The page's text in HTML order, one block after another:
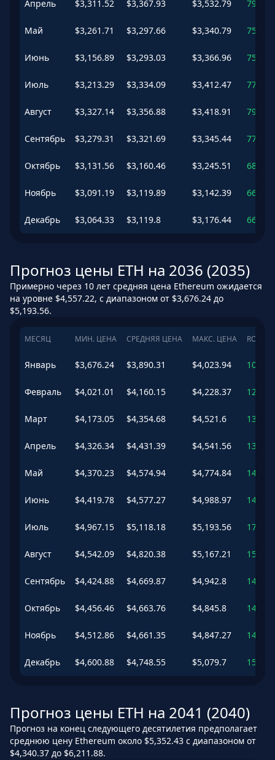
Апрель $3,311.52 $3,367.93 $3,532.79 79.71
Май $3,261.71 $3,297.66 $3,340.79 75.96
Июнь $3,156.89 $3,293.03 $3,366.96 75.71
Июль $3,213.29 $3,334.09 $3,412.47 77.9
Август $3,327.14 $3,356.88 $3,418.91 79.12
Сентябрь $3,279.31 $3,321.69 $3,345.44 77.24
Октябрь $3,131.56 $3,160.46 $3,245.51 68.64
Ноябрь $3,091.19 $3,119.89 $3,142.39 66.47
Декабрь $3,064.33 $3,119.8 $3,176.44 66.47
Прогноз цены ETH на 2036 (2035)
Примерно через 10 лет средняя цена Ethereum ожидается
на уровне $4,557.22, с диапазоном от $3,676.24 до
$5,193.56.
МЕСЯЦ МИН. ЦЕНА СРЕДНЯЯ ЦЕНА МАКС. ЦЕНА ROI
Январь $3,676.24 $3,890.31 $4,023.94 107.58
Февраль $4,021.01 $4,160.15 $4,228.37 121.98
Март $4,173.05 $4,354.68 $4,521.6 132.36
Апрель $4,326.34 $4,431.39 $4,541.56 136.45
Май $4,370.23 $4,574.94 $4,774.84 144.11
Июнь $4,419.78 $4,577.27 $4,988.97 144.24
Июль $4,967.15 $5,118.18 $5,193.56 173.1
Август $4,542.09 $4,820.38 $5,167.21 157.21
Сентябрь $4,424.88 $4,669.87 $4,942.8 149.18
Октябрь $4,456.46 $4,663.76 $4,845.8 148.85
Ноябрь $4,512.86 $4,661.35 $4,847.27 148.72
Декабрь $4,600.88 $4,748.55 $5,079.7 153.37
Прогноз цены ETH на 2041 (2040)
Прогноз на конец следующего десятилетия предполагает
среднюю цену Ethereum около $5,352.43 с диапазоном от
$4,340.37 до $6,211.88.